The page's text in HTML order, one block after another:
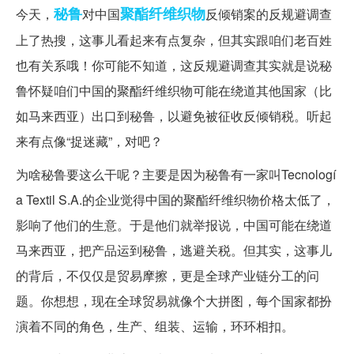
今天， 秘鲁对中国聚酯纤维织物反倾销案的反规避调查
上了热搜，这事儿看起来有点复杂，但其实跟咱们老百姓
也有关系哦！你可能不知道，这反规避调查其实就是说秘
鲁怀疑咱们中国的聚酯纤维织物可能在绕道其他国家（比
如马来西亚）出口到秘鲁，以避免被征收反倾销税。听起
来有点像“捉迷藏”，对吧？
为啥秘鲁要这么干呢？主要是因为秘鲁有一家叫Tecnologí
a Textil S.A.的企业觉得中国的聚酯纤维织物价格太低了，
影响了他们的生意。于是他们就举报说，中国可能在绕道
马来西亚，把产品运到秘鲁，逃避关税。但其实，这事儿
的背后，不仅仅是贸易摩擦，更是全球产业链分工的问
题。你想想，现在全球贸易就像个大拼图，每个国家都扮
演着不同的角色，生产、组装、运输，环环相扣。